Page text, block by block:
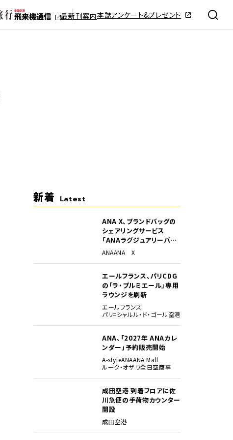
最新刊案内本誌アンケート&プレゼント
新着 Latest
ANA X、ブランドバッグの
シェアリングサービス
「ANAラグジュアリーバッ
グ」開始
ANAANA X
エールフランス、パリCDG
の「ラ・プルミエール」専用
ラウンジを刷新
エールフランス
パリ=シャルル・ド・ゴール空港
ANA、「2027年 ANAカレ
ンダー」予約販売開始
A-styleANAANA Mall
ルーク・オザワ全日空商事
成田空港 到着フロアに佐
川急便の手荷物カウンター
開設
成田空港